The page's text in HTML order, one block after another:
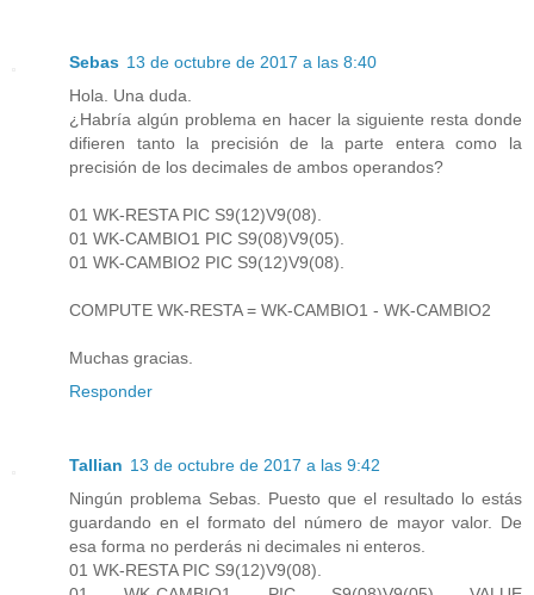
Sebas 13 de octubre de 2017 a las 8:40
Hola. Una duda.
¿Habría algún problema en hacer la siguiente resta donde
difieren tanto la precisión de la parte entera como la
precisión de los decimales de ambos operandos?
01 WK-RESTA PIC S9(12)V9(08).
01 WK-CAMBIO1 PIC S9(08)V9(05).
01 WK-CAMBIO2 PIC S9(12)V9(08).
COMPUTE WK-RESTA = WK-CAMBIO1 - WK-CAMBIO2
Muchas gracias.
Responder
Tallian 13 de octubre de 2017 a las 9:42
Ningún problema Sebas. Puesto que el resultado lo estás
guardando en el formato del número de mayor valor. De
esa forma no perderás ni decimales ni enteros.
01 WK-RESTA PIC S9(12)V9(08).